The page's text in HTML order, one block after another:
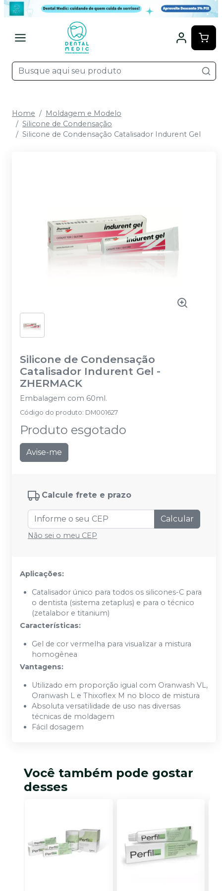
Home
Moldagem e Modelo
Silicone de Condensação
Silicone de Condensação Catalisador Indurent Gel
Silicone de Condensação
Catalisador Indurent Gel -
ZHERMACK
Embalagem com 60ml.
Código do produto: DM001627
Produto esgotado
Avise-me
Calcule frete e prazo
Calcular
Não sei o meu CEP
Aplicações:
Catalisador único para todos os silicones-C para
o dentista (sistema zetaplus) e para o técnico
(zetalabor e titanium)
Características:
Gel de cor vermelha para visualizar a mistura
homogênea
Vantagens:
Utilizado em proporção igual com Oranwash VL,
Oranwash L e Thixoflex M no bloco de mistura
Absoluta versatilidade de uso nas diversas
técnicas de moldagem
Fácil dosagem
Você também pode gostar
desses